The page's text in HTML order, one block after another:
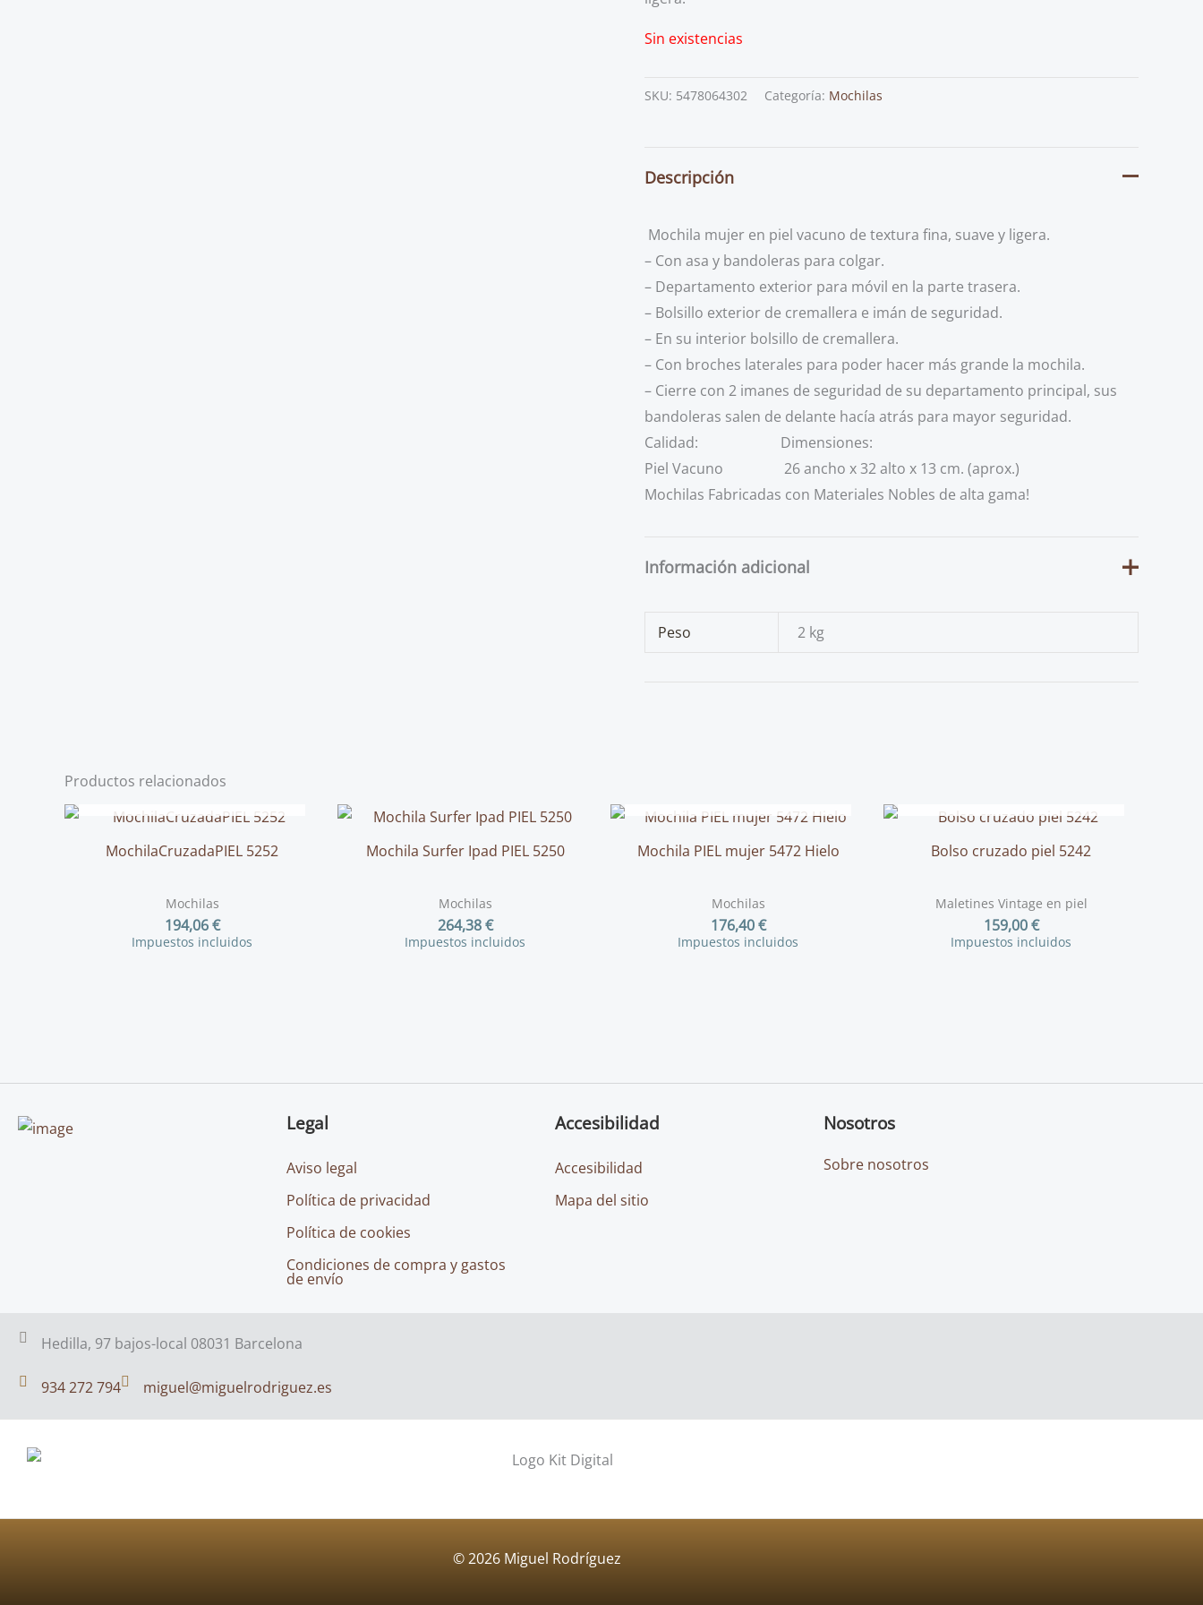
Sin existencias
SKU: 5478064302 Categoría: Mochilas
Descripción
Mochila mujer en piel vacuno de textura fina, suave y ligera.
– Con asa y bandoleras para colgar.
– Departamento exterior para móvil en la parte trasera.
– Bolsillo exterior de cremallera e imán de seguridad.
– En su interior bolsillo de cremallera.
– Con broches laterales para poder hacer más grande la mochila.
– Cierre con 2 imanes de seguridad de su departamento principal, sus
bandoleras salen de delante hacía atrás para mayor seguridad.
Calidad: Dimensiones:
Piel Vacuno 26 ancho x 32 alto x 13 cm. (aprox.)
Mochilas Fabricadas con Materiales Nobles de alta gama!
Información adicional
Peso 2 kg
Productos relacionados
AGOTADO
MochilaCruzadaPIEL 5252
Mochilas
194,06€
Impuestos incluidos
Mochila Surfer Ipad PIEL 5250
Mochilas
264,38€
Impuestos incluidos
Mochila PIEL mujer 5472 Hielo
Mochilas
176,40€
Impuestos incluidos
Bolso cruzado piel 5242
Maletines Vintage en piel
159,00€
Impuestos incluidos
Legal
Aviso legal
Política de privacidad
Política de cookies
Condiciones de compra y gastos
de envío
Accesibilidad
Accesibilidad
Mapa del sitio
Nosotros
Sobre nosotros
Hedilla, 97 bajos-local 08031 Barcelona
934 272 794 miguel@miguelrodriguez.es
© 2026 Miguel Rodríguez